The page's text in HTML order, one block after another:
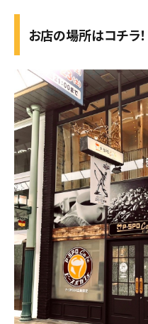
お店の場所はコチラ！